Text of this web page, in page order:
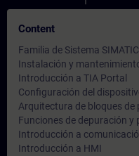
Content
Familia de Sistema
Instalación y
Introducción a TIA Portal
Configuración del
Arquitectura de bloques de
Funciones de depuración y
Introducción a
Introducción a HMI